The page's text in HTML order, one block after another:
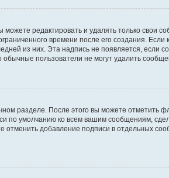
редактировать и удалять только свои
времени после его создания.
из них. Эта надпись не появляется,
пользователи не могут удалить
разделе. После этого вы можете отметить
по умолчанию ко всем вашим сообщениям,
отменить добавление подписи в отдельных